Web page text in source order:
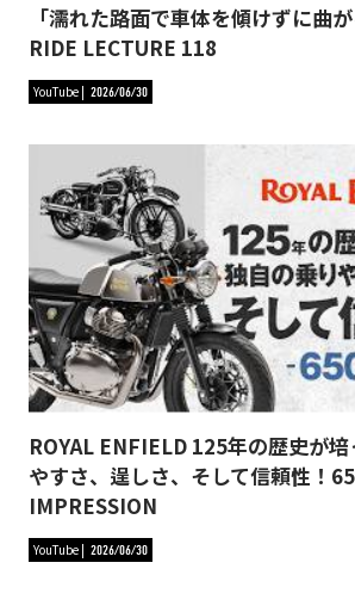
「濡れた路面で車体を傾けずに曲
RIDE LECTURE 118
YouTube 2026/06/30
ROYAL ENFIELD 125年の歴史が
やすさ、逞しさ、そして信頼性！
IMPRESSION
YouTube 2026/06/30